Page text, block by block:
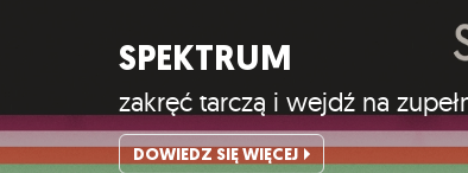
SPEKTRUM
zakręć tarczą i wejdź na
DOWIEDZ SIĘ WIĘCEJ